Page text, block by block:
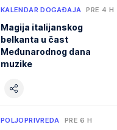
KALENDAR DOGAĐAJA PRE 4 H
Magija italijanskog
belkanta u čast
Međunarodnog dana
muzike
POLJOPRIVREDA PRE 6 H